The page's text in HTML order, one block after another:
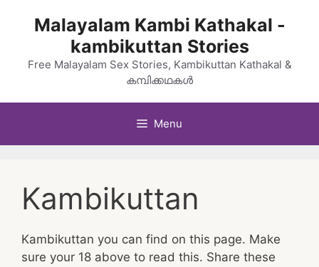
Malayalam Kambi Kathakal -
kambikuttan Stories
Free Malayalam Sex Stories, Kambikuttan Kathakal &
കമ്പിക്കഥകൾ
Menu
Kambikuttan
Kambikuttan you can find on this page. Make
sure your 18 above to read this. Share these